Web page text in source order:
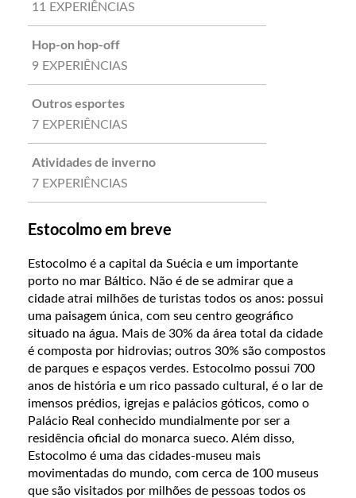
11 EXPERIÊNCIAS
Hop-on hop-off
9 EXPERIÊNCIAS
Outros esportes
7 EXPERIÊNCIAS
Atividades de inverno
7 EXPERIÊNCIAS
Estocolmo em breve
Estocolmo é a capital da Suécia e um importante
porto no mar Báltico. Não é de se admirar que a
cidade atrai milhões de turistas todos os anos: possui
uma paisagem única, com seu centro geográfico
situado na água. Mais de 30% da área total da cidade
é composta por hidrovias; outros 30% são compostos
de parques e espaços verdes. Estocolmo possui 700
anos de história e um rico passado cultural, é o lar de
imensos prédios, igrejas e palácios góticos, como o
Palácio Real conhecido mundialmente por ser a
residência oficial do monarca sueco. Além disso,
Estocolmo é uma das cidades-museu mais
movimentadas do mundo, com cerca de 100 museus
que são visitados por milhões de pessoas todos os